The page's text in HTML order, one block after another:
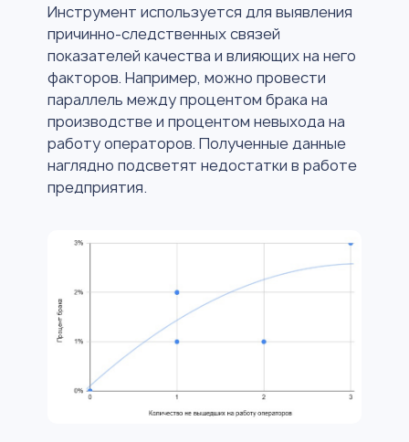
Инструмент используется для выявления
причинно-следственных связей
показателей качества и влияющих на него
факторов. Например, можно провести
параллель между процентом брака на
производстве и процентом невыхода на
работу операторов. Полученные данные
наглядно подсветят недостатки в работе
предприятия.